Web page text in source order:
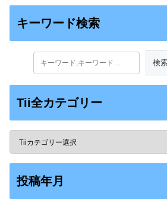
キーワード検索
Tii全カテゴリー
投稿年月